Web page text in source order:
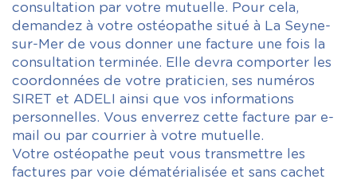
consultation par votre mutuelle. Pour cela,
demandez à votre ostéopathe situé à La Seyne-
sur-Mer de vous donner une facture une fois la
consultation terminée. Elle devra comporter les
coordonnées de votre praticien, ses numéros
SIRET et ADELI ainsi que vos informations
personnelles. Vous enverrez cette facture par e-
mail ou par courrier à votre mutuelle.
Votre ostéopathe peut vous transmettre les
factures par voie dématérialisée et sans cachet